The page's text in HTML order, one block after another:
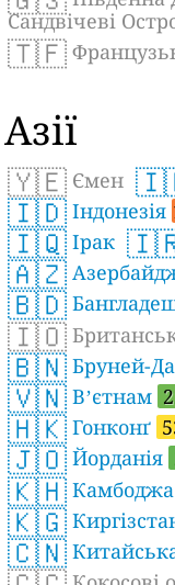
Сандвічеві
🇹🇫
Азії
🇾🇪 Ємен
🇮🇩 Індонезія
🇮🇶 Ірак
🇦🇿
🇧🇩
🇮🇴
🇧🇳 Бруней-
🇻🇳 Вʼєтнам
🇭🇰 Гонконґ
🇯🇴 Йорданія
🇰🇭 Камбоджа
🇰🇬
🇨🇳